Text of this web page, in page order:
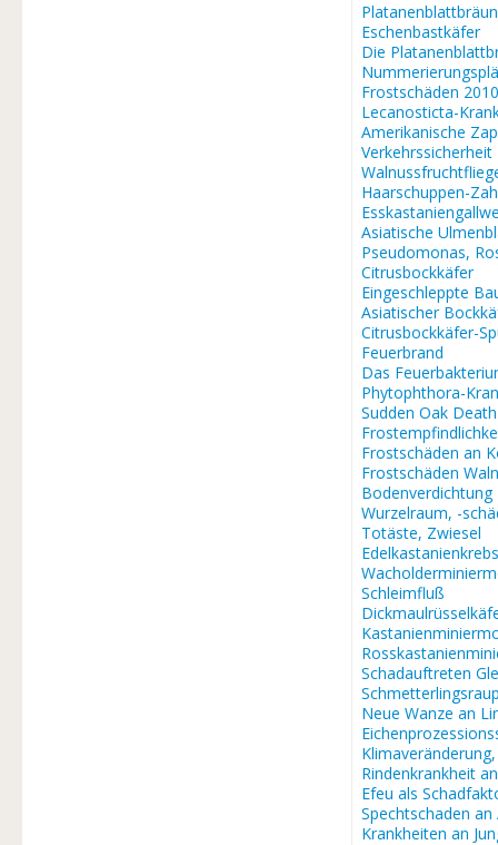
Eschenbastkäfer
Die
Frostschäden 2010
Lecanosticta-
Amerikanische
Verkehrssicherheit
Haarschuppen-
Asiatische
Pseudomonas,
Citrusbockkäfer
Eingeschleppte
Asiatischer
Citrusbockkäfer-
Feuerbrand
Das
Phytophthora-
Sudden Oak Death
Frostschäden an
Frostschäden
Bodenverdichtung
Wurzelraum, -
Totäste, Zwiesel
Edelkastanienkrebs
Schleimfluß
Schadauftreten
Neue Wanze an
Rindenkrankheit
Efeu als
Spechtschaden an
Krankheiten an